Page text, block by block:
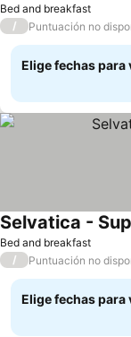
Bed and breakfast
/ Puntuación no
Elige fechas
Bed and breakfast
Selvatica -
/ Puntuación no
Elige fechas